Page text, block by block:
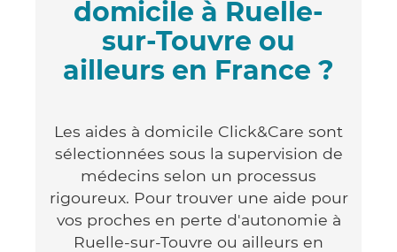
domicile à Ruelle-
sur-Touvre ou
ailleurs en France ?
Les aides à domicile Click&Care sont
sélectionnées sous la supervision de
médecins selon un processus
rigoureux. Pour trouver une aide pour
vos proches en perte d'autonomie à
Ruelle-sur-Touvre ou ailleurs en